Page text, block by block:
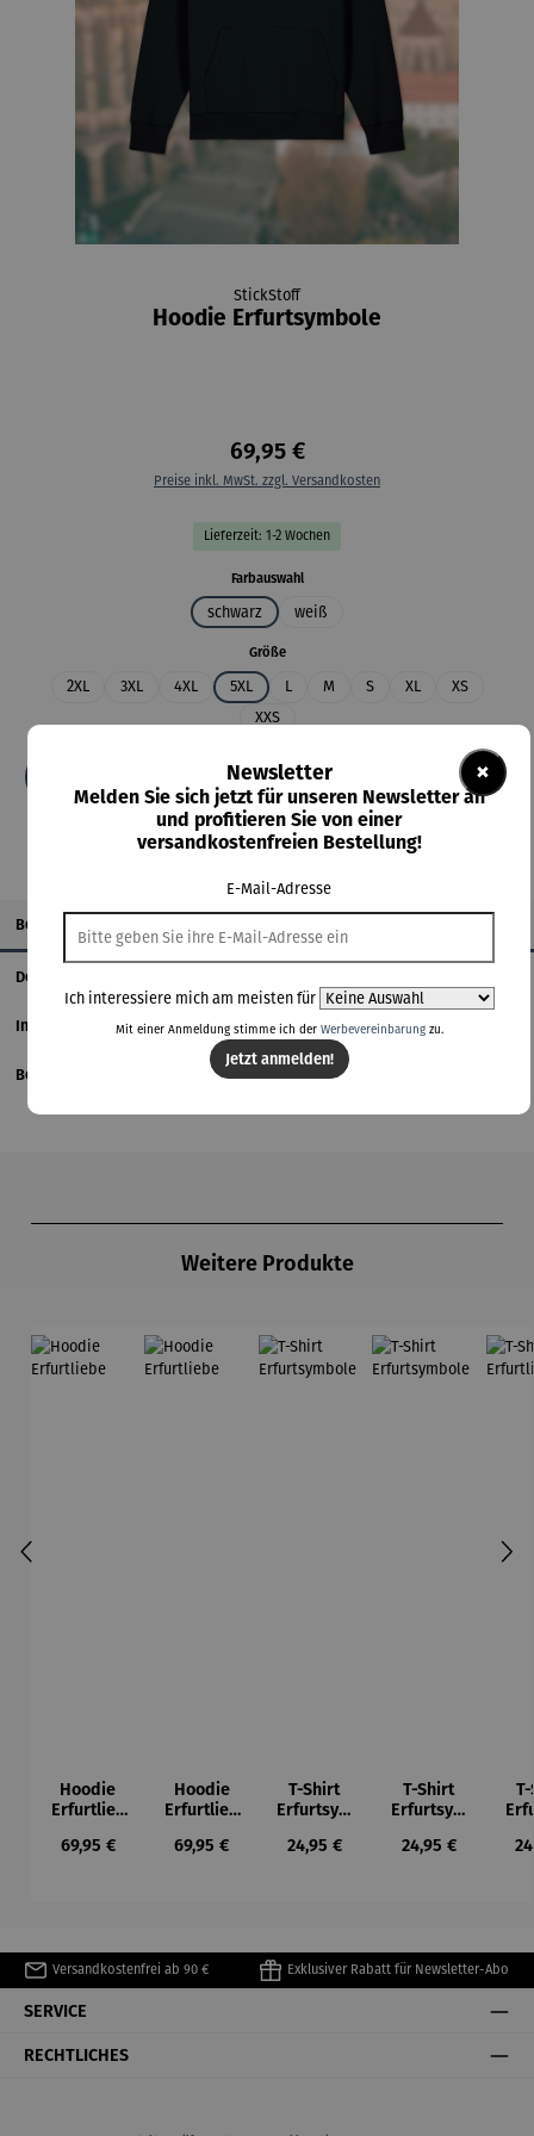
StickStoff
Hoodie Erfurtsymbole
69,95 €
Preise inkl. MwSt. zzgl. Versandkosten
Lieferzeit: 1-2 Wochen
Farbauswahlauswählen
schwarz weiß
Größeauswählen
2XL 3XL 4XL 5XL L M S XL
XS
XXS
In den Warenkorb
Beschreibung
Details
Informationen zum Hersteller
Bewertungen
Weitere Produkte
Hoodie
Erfurtlieb
Regulärer Preis:
69,95 €
Hoodie
Erfurtlieb
Regulärer Preis:
69,95 €
T-Shirt
Erfurtsym
Regulärer Preis:
24,95 €
T-Shirt
Erfurtsym
Regulärer Preis:
24,95 €
Versandkostenfrei ab 90 € Exklusiver Rabatt für Newsletter-Abo
SERVICE
RECHTLICHES
×
Newsletter
Melden Sie sich jetzt für unseren Newsletter an
und profitieren Sie von einer
versandkostenfreien Bestellung!
E-Mail-Adresse
Ich interessiere mich am meisten für
Mit einer Anmeldung stimme ich der Werbevereinbarungzu.
Jetzt anmelden!